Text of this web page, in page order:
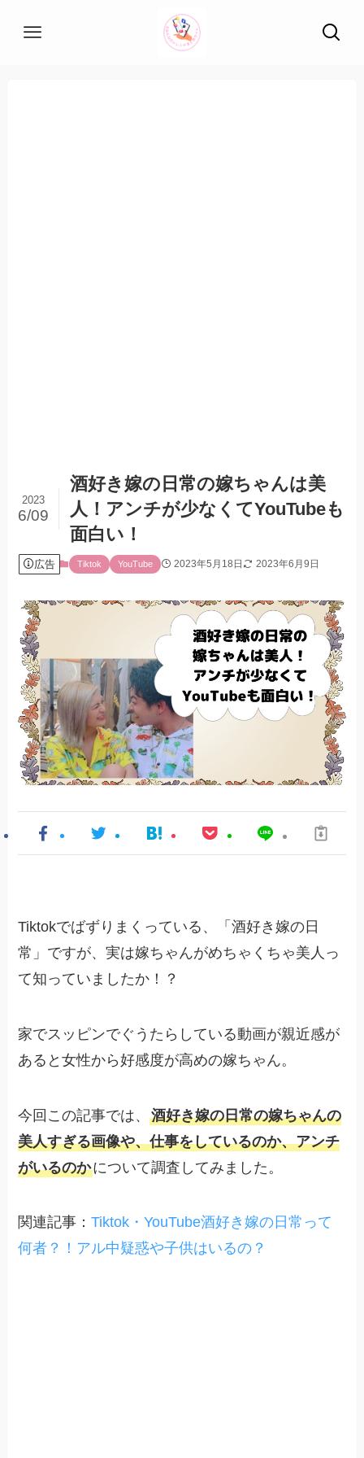
酒好き嫁の日常の嫁ちゃんは美
人！アンチが少なくてYouTubeも
面白い！
2023
6/09
広告 Tiktok YouTube 2023年5月18日 2023年6月9日
Tiktokでばずりまくっている、「酒好き嫁の日
常」ですが、実は嫁ちゃんがめちゃくちゃ美人っ
て知っていましたか！？
家でスッピンでぐうたらしている動画が親近感が
あると女性から好感度が高めの嫁ちゃん。
今回この記事では、酒好き嫁の日常の嫁ちゃんの
美人すぎる画像や、仕事をしているのか、アンチ
がいるのかについて調査してみました。
関連記事：Tiktok・YouTube酒好き嫁の日常って
何者？！アル中疑惑や子供はいるの？